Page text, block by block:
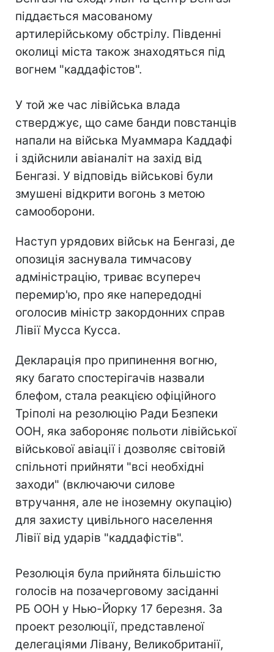
піддається масованому
артилерійському обстрілу. Південні
околиці міста також знаходяться під
вогнем "каддафістов".
У той же час лівійська влада
стверджує, що саме банди повстанців
напали на війська Муаммара Каддафі
і здійснили авіаналіт на захід від
Бенгазі. У відповідь військові були
змушені відкрити вогонь з метою
самооборони.
Наступ урядових військ на Бенгазі, де
опозиція заснувала тимчасову
адміністрацію, триває всупереч
перемир'ю, про яке напередодні
оголосив міністр закордонних справ
Лівії Мусса Кусса.
Декларація про припинення вогню,
яку багато спостерігачів назвали
блефом, стала реакцією офіційного
Тріполі на резолюцію Ради Безпеки
ООН, яка забороняє польоти лівійської
військової авіації і дозволяє світовій
спільноті прийняти "всі необхідні
заходи" (включаючи силове
втручання, але не іноземну окупацію)
для захисту цивільного населення
Лівії від ударів "каддафістів".
Резолюція була прийнята більшістю
голосів на позачерговому засіданні
РБ ООН у Нью-Йорку 17 березня. За
проект резолюції, представленої
делегаціями Лівану, Великобританії,